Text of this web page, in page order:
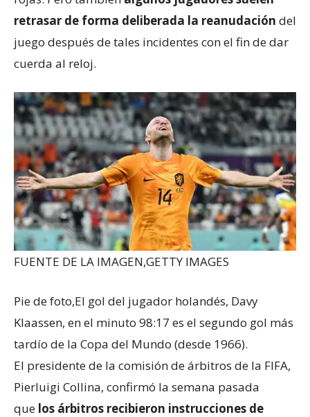
retrasar de forma deliberada la reanudación del
juego después de tales incidentes con el fin de dar
cuerda al reloj.
FUENTE DE LA IMAGEN,GETTY IMAGES
Pie de foto,El gol del jugador holandés, Davy
Klaassen, en el minuto 98:17 es el segundo gol más
tardío de la Copa del Mundo (desde 1966).
El presidente de la comisión de árbitros de la FIFA,
Pierluigi Collina, confirmó la semana pasada
que los árbitros recibieron instrucciones de